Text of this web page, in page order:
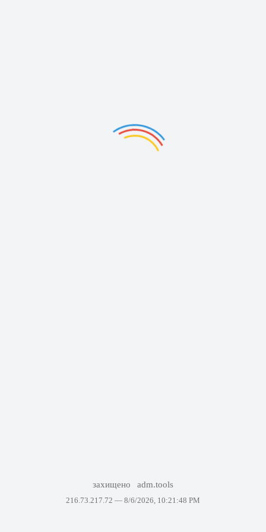
захищено adm.tools
216.73.217.72 — 8/6/2026, 10:21:48 PM